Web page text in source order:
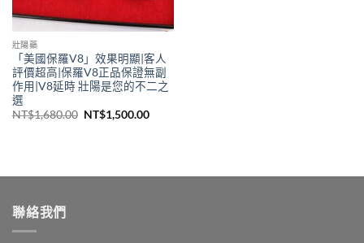
壯陽藥
「美國保羅V8」效果明顯|客人
評價超高|保羅V8正品保證無副
作用|V8延時 壯陽是您的不二之
選
NT$1,680.00 原
NT$1,500.00目
聯絡我們